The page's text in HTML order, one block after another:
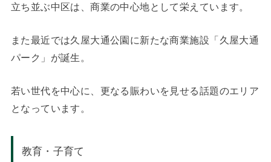
立ち並ぶ中区は、商業の中心地として栄えています。
また最近では久屋大通公園に新たな商業施設「久屋大通
パーク」が誕生。
若い世代を中心に、更なる賑わいを見せる話題のエリア
となっています。
教育・子育て